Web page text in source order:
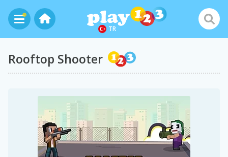
TR
Rooftop Shooter